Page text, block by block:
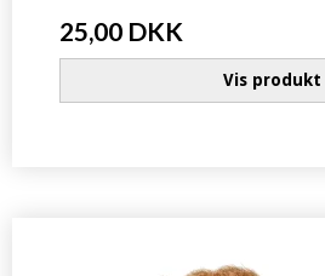
25,00 DKK
Vis produkt